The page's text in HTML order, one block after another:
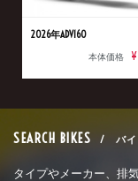
2026年ADV160
本体価格
SEARCH BIKES / バイ
タイプやメーカー、排